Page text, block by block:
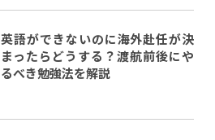
英語ができないのに海外赴任が決
まったらどうする？渡航前後にや
るべき勉強法を解説